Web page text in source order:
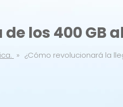
los 400 GB
» ¿Cómo revolucionará la